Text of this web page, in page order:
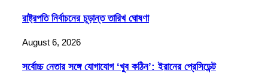
রাষ্ট্রপতি নির্বাচনের চূড়ান্ত তারিখ ঘোষণা
August 6, 2026
সর্বোচ্চ নেতার সঙ্গে যোগাযোগ ‘খুব কঠিন’: ইরানের প্রেসিডেন্ট